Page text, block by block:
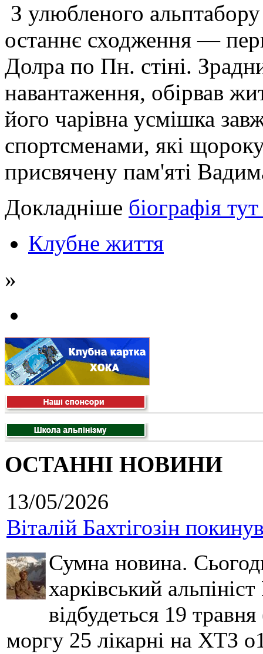
З улюбленого
останнє сходження —
Долра по Пн. стіні.
навантаження, обірвав
його чарівна усмішка
спортсменами, які
присвячену пам'яті
Докладніше біографія
Клубне життя
»
ОСТАННІ НОВИНИ
13/05/2026
Віталій Бахтігозін
Сумна новина.
харківський
відбудеться 19
моргу 25 лікарні на ХТЗ